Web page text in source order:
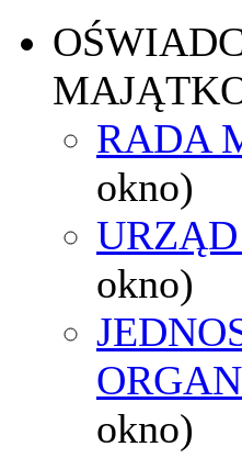
RADA
okno)
okno)
okno)